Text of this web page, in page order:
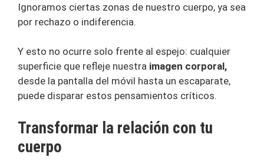
Ignoramos ciertas zonas de nuestro cuerpo, ya sea
por rechazo o indiferencia.
Y esto no ocurre solo frente al espejo: cualquier
superficie que refleje nuestra imagen corporal,
desde la pantalla del móvil hasta un escaparate,
puede disparar estos pensamientos críticos.
Transformar la relación con tu
cuerpo